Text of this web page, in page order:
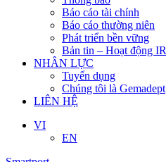
Báo cáo tài chính
Báo cáo thường niên
Phát triển bền vững
Bản tin – Hoạt động IR
NHÂN LỰC
Tuyển dụng
Chúng tôi là Gemadept
LIÊN HỆ
VI
EN